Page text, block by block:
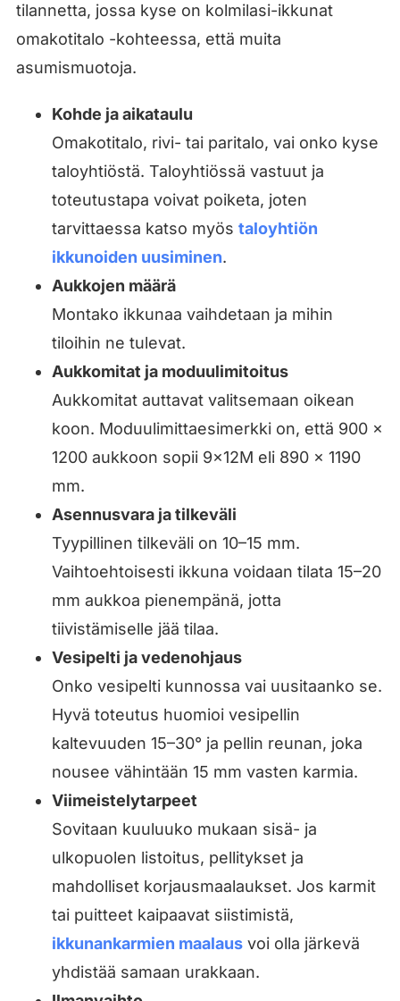
tilannetta, jossa kyse on kolmilasi-ikkunat
omakotitalo -kohteessa, että muita
asumismuotoja.
Kohde ja aikataulu
Omakotitalo, rivi- tai paritalo, vai onko kyse
taloyhtiöstä. Taloyhtiössä vastuut ja
toteutustapa voivat poiketa, joten
tarvittaessa katso myös taloyhtiön
ikkunoiden uusiminen.
Aukkojen määrä
Montako ikkunaa vaihdetaan ja mihin
tiloihin ne tulevat.
Aukkomitat ja moduulimitoitus
Aukkomitat auttavat valitsemaan oikean
koon. Moduulimittaesimerkki on, että 900 ×
1200 aukkoon sopii 9×12M eli 890 × 1190
mm.
Asennusvara ja tilkeväli
Tyypillinen tilkeväli on 10–15 mm.
Vaihtoehtoisesti ikkuna voidaan tilata 15–20
mm aukkoa pienempänä, jotta
tiivistämiselle jää tilaa.
Vesipelti ja vedenohjaus
Onko vesipelti kunnossa vai uusitaanko se.
Hyvä toteutus huomioi vesipellin
kaltevuuden 15–30° ja pellin reunan, joka
nousee vähintään 15 mm vasten karmia.
Viimeistelytarpeet
Sovitaan kuuluuko mukaan sisä- ja
ulkopuolen listoitus, pellitykset ja
mahdolliset korjausmaalaukset. Jos karmit
tai puitteet kaipaavat siistimistä,
ikkunankarmien maalausvoi olla järkevä
yhdistää samaan urakkaan.